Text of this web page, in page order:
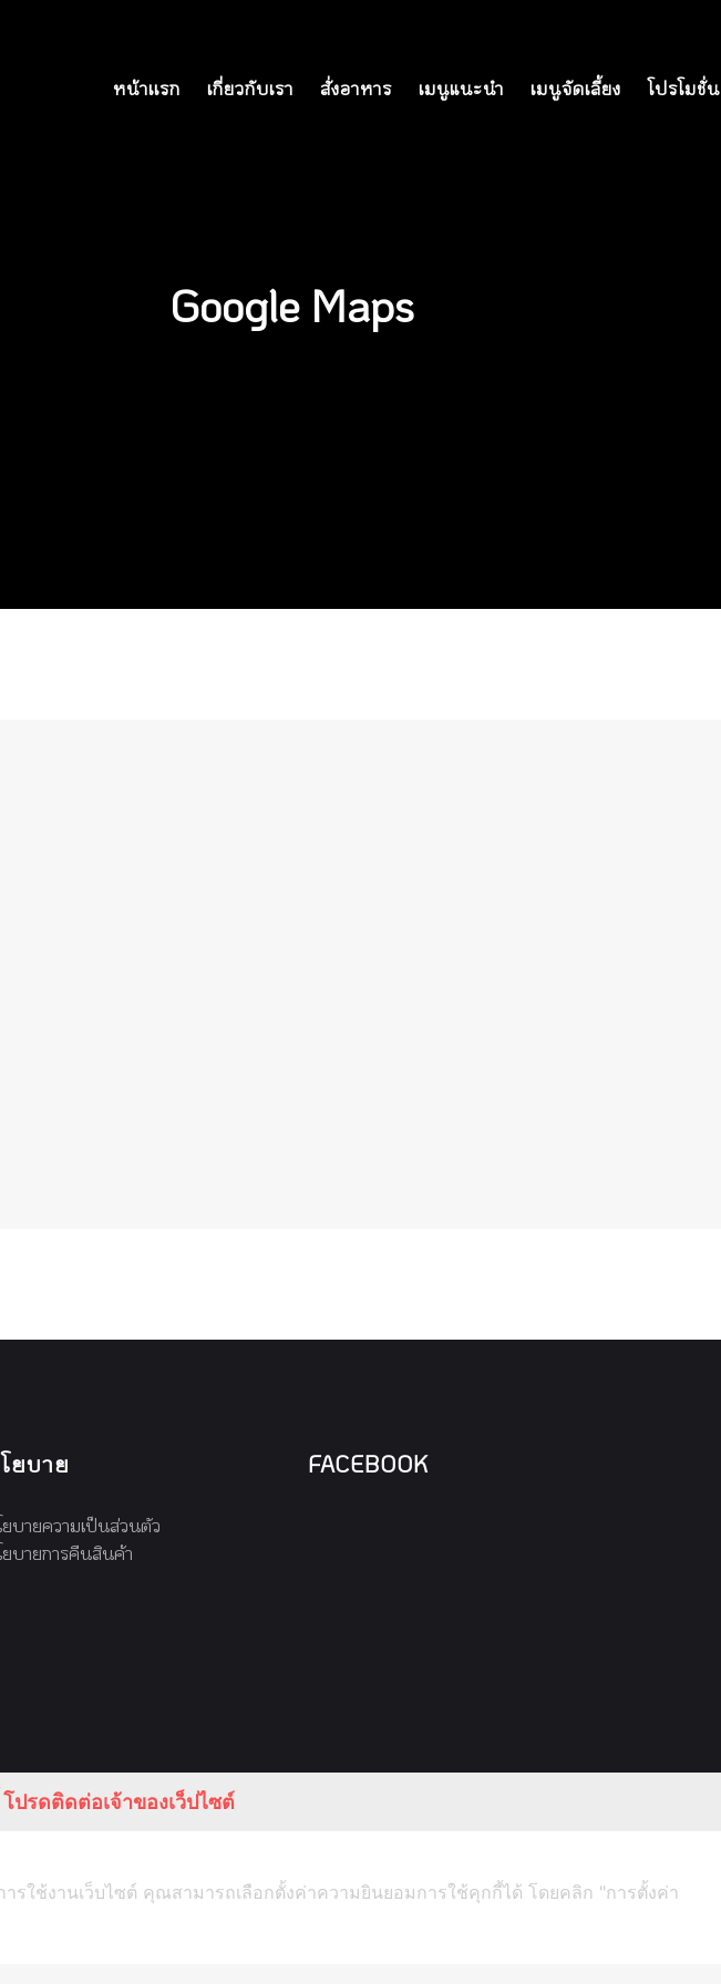
หน้าเเรก เกี่ยวกับเรา สั่งอาหาร เมนูแนะนำ เมนูจัดเลี้ยง โปรโมชั่น
Google Maps
ยบาย
ยบายความเป็นส่วนตัว
ยบายการคืนสินค้า
FACEBOOK
ปรดติดต่อเจ้าของเว็ปไซต์
รใช้งานเว็บไซต์ คุณสามารถเลือกตั้งค่าความยินยอมการใช้คุกกี้ได้ โดยคลิก "การตั้งค่า